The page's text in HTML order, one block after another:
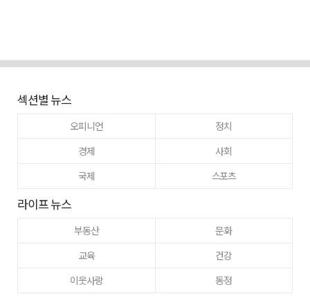
섹션별 뉴스
오피니언
정치
경제
사회
국제
스포츠
라이프 뉴스
부동산
문화
교육
건강
이웃사랑
동정